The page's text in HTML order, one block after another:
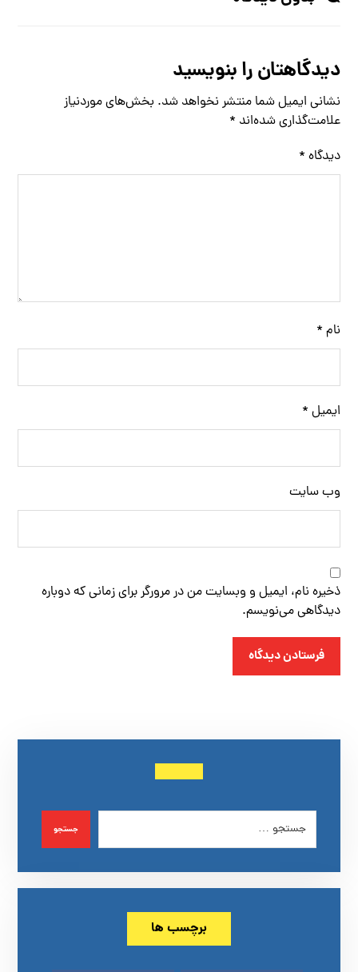
دیدگاهتان را بنویسید
نشانی ایمیل شما منتشر نخواهد شد. بخش‌های موردنیاز
علامت‌گذاری شده‌اند *
دیدگاه *
نام *
ایمیل *
وب‌ سایت
ذخیره نام، ایمیل و وبسایت من در مرورگر برای زمانی که دوباره
دیدگاهی می‌نویسم.
فرستادن دیدگاه
جستجو
برچسب ها